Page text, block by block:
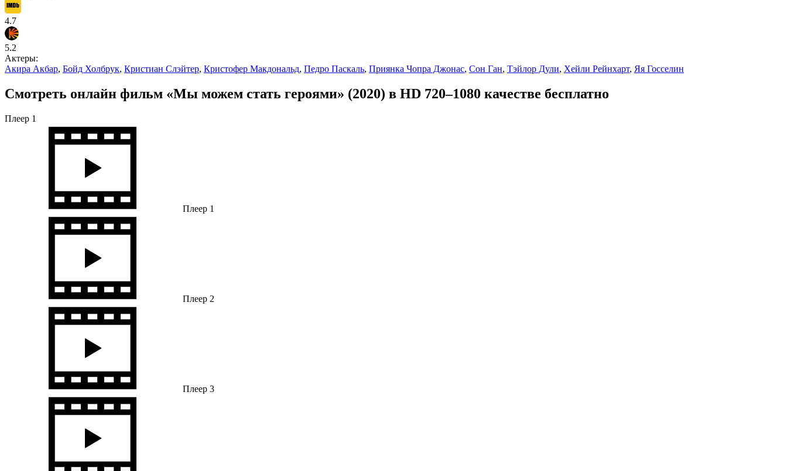
4.7
5.2
Актеры:
Акира Акбар, Бойд Холбрук, Кристиан Слэйтер, Кристофер Макдональд, Педро Паскаль, Приянка Чопра Джонас, Сон Ган, Тэйлор Дули, Хейли Рейнхарт, Яя Госселин
Смотреть онлайн фильм «Мы можем стать героями» (2020) в HD 720–1080 качестве бесплатно
Плеер 1
Плеер 1
Плеер 2
Плеер 3